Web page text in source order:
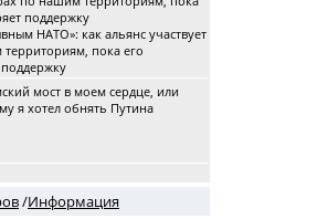
НАТО»: как альянс участвует
пока его
поддержку
мост в моем сердце, или
я хотел обнять Путина
/Информация